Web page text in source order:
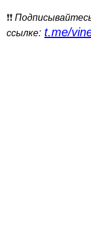
❗️❗️
ссылке: t.me/